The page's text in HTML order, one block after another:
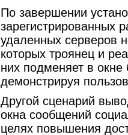
По завершении
зарегистрированных
удаленных серверов
которых троянец и
них подменяет в
демонстрируя
Другой сценарий
окна сообщений
целях повышения